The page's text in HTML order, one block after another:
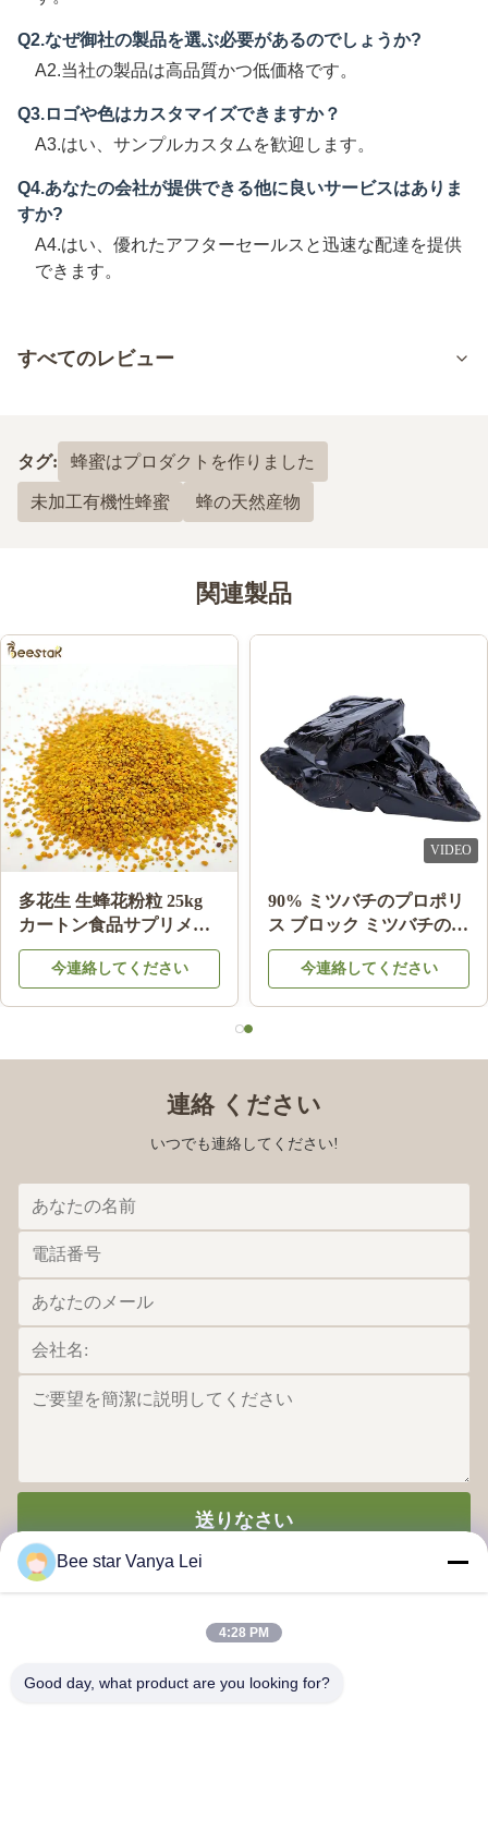
Q2.なぜ御社の製品を選ぶ必要があるのでしょうか?
A2.当社の製品は高品質かつ低価格です。
Q3.ロゴや色はカスタマイズできますか？
A3.はい、サンプルカスタムを歓迎します。
Q4.あなたの会社が提供できる他に良いサービスはありま
すか?
A4.はい、優れたアフターセールスと迅速な配達を提供
できます。
すべてのレビュー
5.0最近の50件のレビューに基づいて
5
S safiyah Maghrabi,
Dec 9.2024
افضل شركة تعاملت معها ✨
タグ: 蜂蜜はプロダクトを作りました
未加工有機性蜂蜜 蜂の天然産物
関連製品
中国からの天然蜂蜜 シダ
ー蜂蜜 100%天然蜂蜜製
品
今連絡してください
VIDEO
10-HDA 2% オーガニック
新鮮 ローヤルゼリー 自然
純食品級
今連絡してください
連絡 ください
いつでも連絡してください!
送りなさい
Bee star Vanya Lei
4:28 PM
Good day, what product are you looking for?